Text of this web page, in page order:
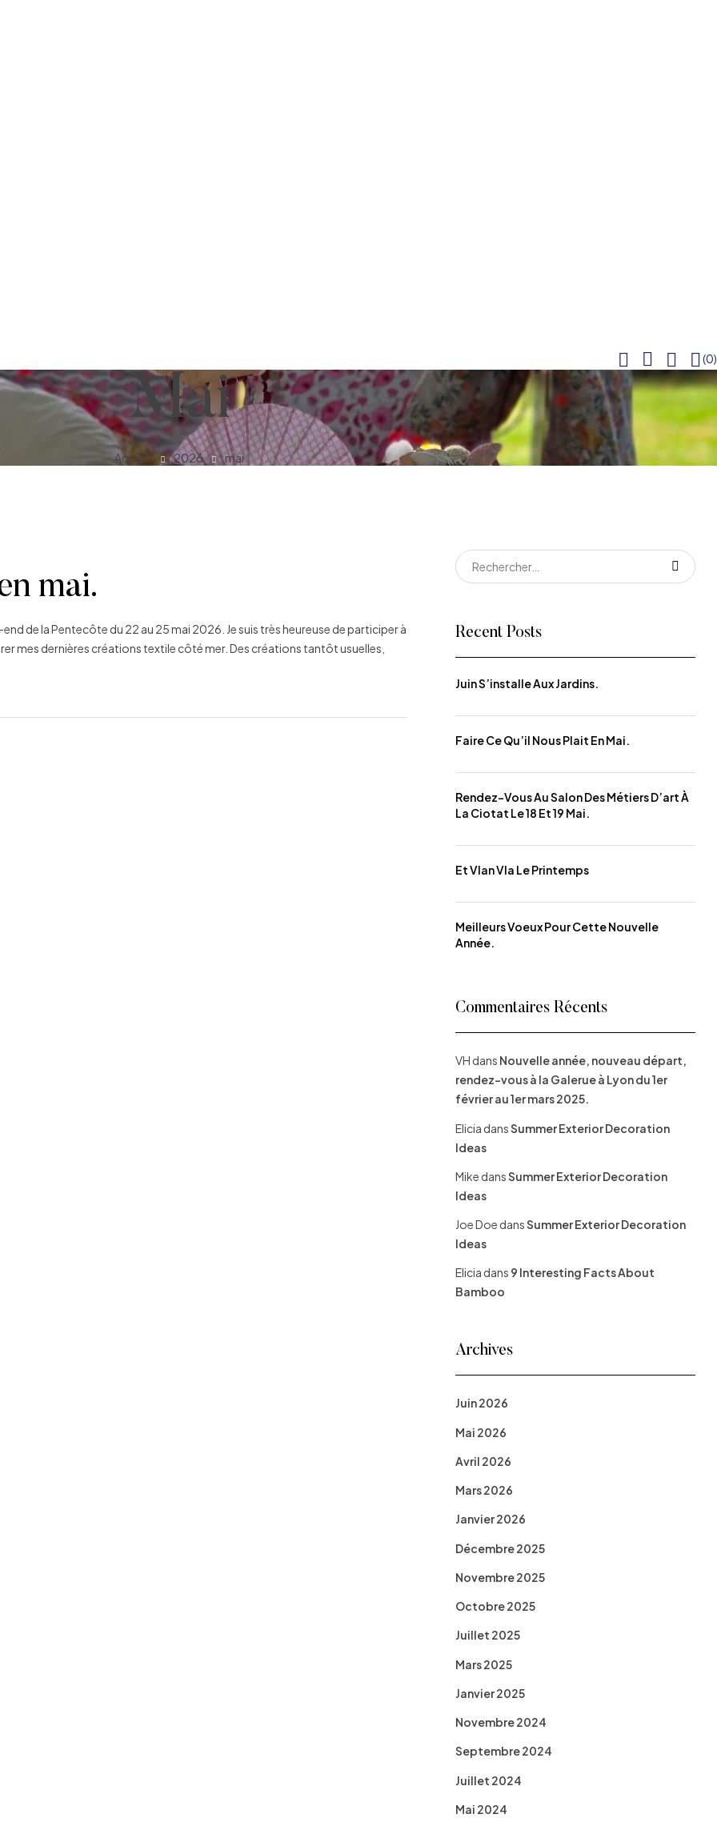
(0)
Mai
Accueil 2026 mai
mai.
de la Pentecôte du 22 au 25 mai 2026. Je suis très heureuse de participer à
mes dernières créations textile côté mer. Des créations tantôt usuelles,
Rechercher :
Recent Posts
Juin S’installe Aux Jardins.
Faire Ce Qu’il Nous Plait En Mai.
Rendez-Vous Au Salon Des Métiers D’art À
La Ciotat Le 18 Et 19 Mai.
Et Vlan Vla Le Printemps
Meilleurs Voeux Pour Cette Nouvelle
Année.
Commentaires Récents
VH dans Nouvelle année, nouveau départ,
rendez-vous à la Galerue à Lyon du 1er
février au 1er mars 2025.
Elicia dansSummer Exterior Decoration
Ideas
Mike dansSummer Exterior Decoration
Ideas
Joe Doe dansSummer Exterior Decoration
Ideas
Elicia dans 9 Interesting Facts About
Bamboo
Archives
Juin 2026
Mai 2026
Avril 2026
Mars 2026
Janvier 2026
Décembre 2025
Novembre 2025
Octobre 2025
Juillet 2025
Mars 2025
Janvier 2025
Novembre 2024
Septembre 2024
Juillet 2024
Mai 2024